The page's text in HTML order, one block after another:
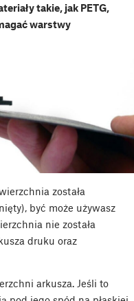
takie, jak PETG,
warstwy
została
być może używasz
nie została
druku oraz
arkusza. Jeśli to